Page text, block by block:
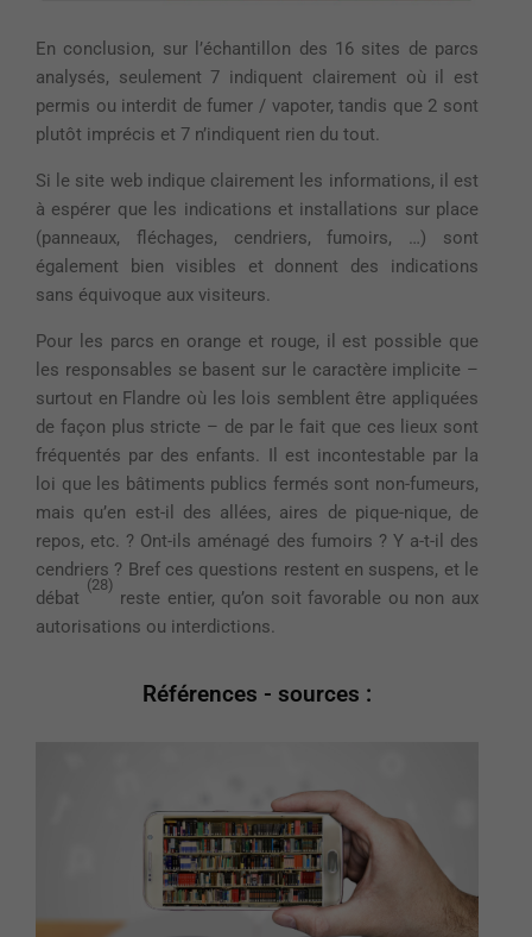
En conclusion, sur l’échantillon des 16 sites de parcs
analysés, seulement 7 indiquent clairement où il est
permis ou interdit de fumer / vapoter, tandis que 2 sont
plutôt imprécis et 7 n’indiquent rien du tout.
Si le site web indique clairement les informations, il est
à espérer que les indications et installations sur place
(panneaux, fléchages, cendriers, fumoirs, …) sont
également bien visibles et donnent des indications
sans équivoque aux visiteurs.
Pour les parcs en orange et rouge, il est possible que
les responsables se basent sur le caractère implicite –
surtout en Flandre où les lois semblent être appliquées
de façon plus stricte – de par le fait que ces lieux sont
fréquentés par des enfants. Il est incontestable par la
loi que les bâtiments publics fermés sont non-fumeurs,
mais qu’en est-il des allées, aires de pique-nique, de
repos, etc. ? Ont-ils aménagé des fumoirs ? Y a-t-il des
cendriers ? Bref ces questions restent en suspens, et le
débat
(28)
reste entier, qu’on soit favorable ou non aux
autorisations ou interdictions.
Références - sources :